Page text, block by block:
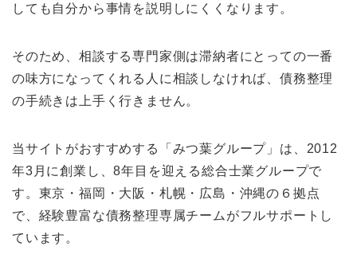
しても自分から事情を説明しにくくなります。
そのため、相談する専門家側は滞納者にとっての一番
の味方になってくれる人に相談しなければ、債務整理
の手続きは上手く行きません。
当サイトがおすすめする「みつ葉グループ」は、2012
年3月に創業し、8年目を迎える総合士業グループで
す。東京・福岡・大阪・札幌・広島・沖縄の６拠点
で、経験豊富な債務整理専属チームがフルサポートし
ています。